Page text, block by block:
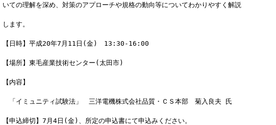
いての理解を深め、対策のアプローチや規格の動向等についてわかりやすく解説
します。
【日時】平成20年7月11日(金)　13:30-16:00
【場所】東毛産業技術センター(太田市)
【内容】
「イミュニティ試験法」　三洋電機株式会社品質・ＣＳ本部　菊入良夫 氏
【申込締切】7月4日(金)、所定の申込書にて申込みください。